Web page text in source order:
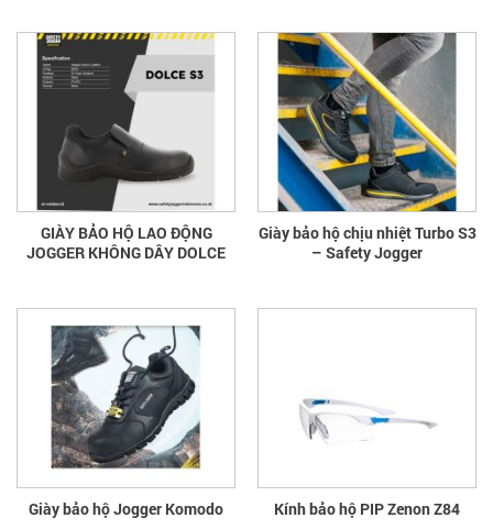
GIÀY BẢO HỘ LAO ĐỘNG
JOGGER KHÔNG DÂY DOLCE
Giày bảo hộ chịu nhiệt Turbo S3
– Safety Jogger
Giày bảo hộ Jogger Komodo Kính bảo hộ PIP Zenon Z84